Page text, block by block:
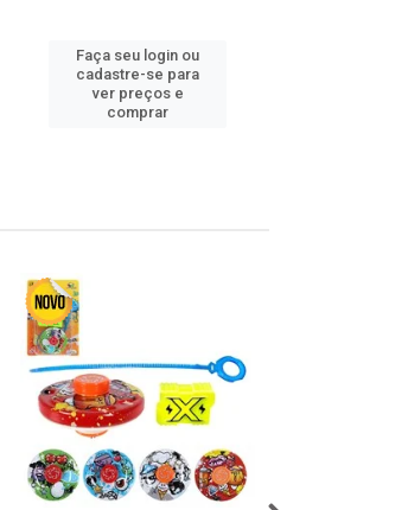
Faça seu login ou
cadastre-se para
ver preços e
comprar